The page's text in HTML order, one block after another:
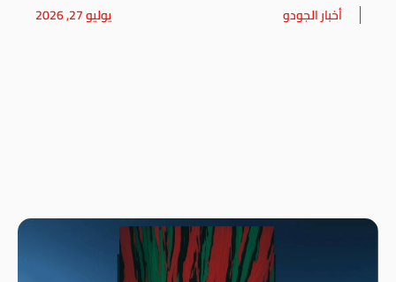
أخبار الجودو يوليو 27, 2026